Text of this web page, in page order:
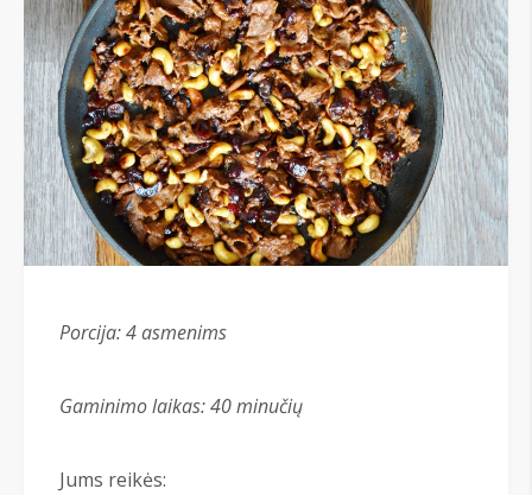
Porcija: 4asmenims
Gaminimo laikas: 40 minučių
Jums reikės: